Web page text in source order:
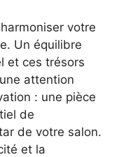
votre
Un équilibre
et ces trésors
attention
: une pièce
de
de votre salon.
et la